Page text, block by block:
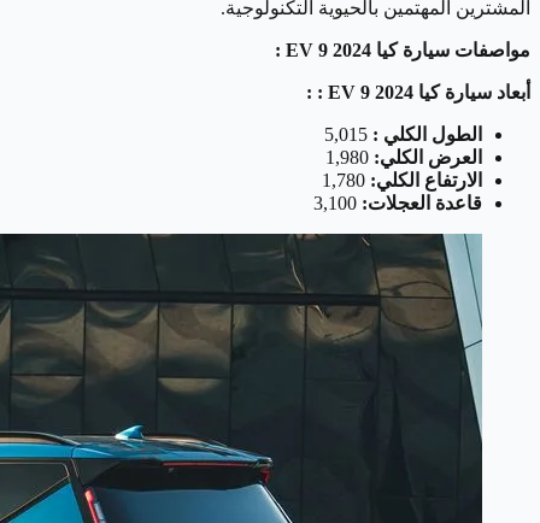
المشترين المهتمين بالحيوية التكنولوجية.
مواصفات سيارة كيا EV 9 2024 :
أبعاد سيارة كيا EV 9 2024 : :
الطول الكلي :
العرض الكلي:
الارتفاع الكلي:
قاعدة العجلات: